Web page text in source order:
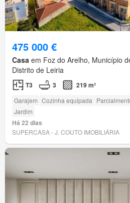
475 000 €
Casa em Foz do Arelho, Município
Distrito de Leiria
T3 3 219 m²
Garajem Cozinha equipada
Jardim
Há 22 dias
SUPERCASA - J. COUTO IMOBILIÁRIA